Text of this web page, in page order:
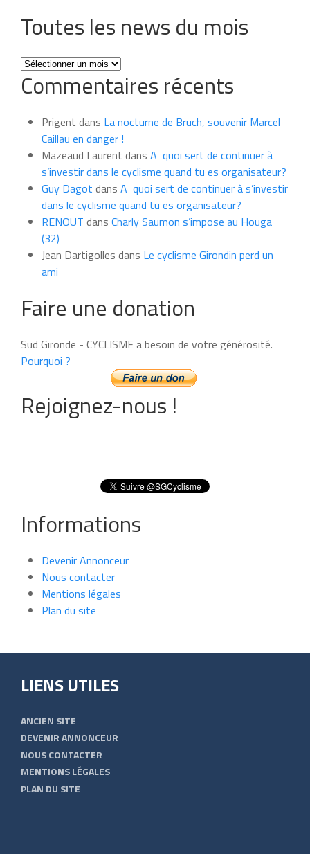
Toutes les news du mois
Toutes
les
news
mois
Commentaires récents
Prigent dans La nocturne de Bruch, souvenir Marcel
Caillau en danger !
Mazeaud Laurent dans A quoi sert de continuer à
s’investir dans le cyclisme quand tu es organisateur?
Guy Dagot dans A quoi sert de continuer à s’investir
dans le cyclisme quand tu es organisateur?
RENOUT dans Charly Saumon s’impose au Houga
(32)
Jean Dartigolles dans Le cyclisme Girondin perd un
ami
Faire une donation
Sud Gironde - CYCLISME a besoin de votre générosité.
Pourquoi ?
Rejoignez-nous !
Informations
Devenir Annonceur
Nous contacter
Mentions légales
Plan du site
LIENS UTILES
ANCIEN SITE
DEVENIR ANNONCEUR
NOUS CONTACTER
MENTIONS LÉGALES
PLAN DU SITE